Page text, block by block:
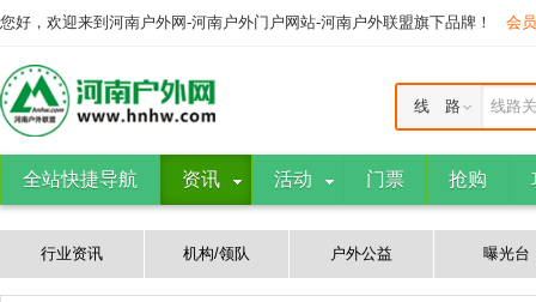
您好，欢迎来到河南户外网-河南户外门户网站-河南户外联盟旗下品牌！ 会
线路
线 路
全站快捷导航 资讯 活动 门票 抢购
行业资讯 机构/领队 户外公益 曝光台